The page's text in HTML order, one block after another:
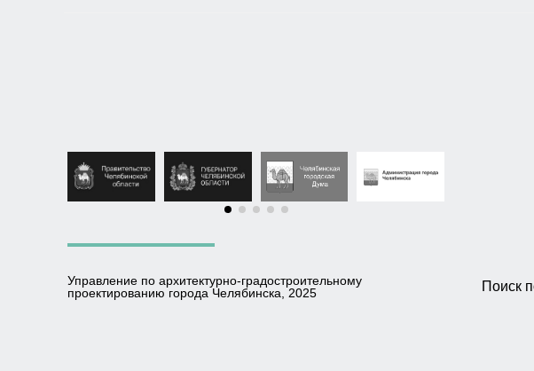
Управление по архитектурно-градостроительному
проектированию города Челябинска, 2025
Поиск